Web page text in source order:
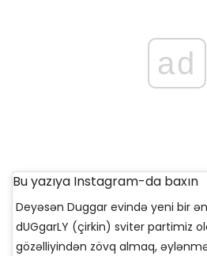
ad
Bu yazıya Instagram-da baxın
Deyəsən Duggar evində yeni bir
dUGgarLY (çirkin) sviter partimiz
gözəlliyindən zövq almaq,